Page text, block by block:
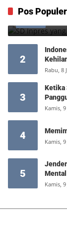
Pos Populer
1 SD
2
Rabu, 8
3
Ketika
Kamis,
4 Kamis,
5
Kamis,